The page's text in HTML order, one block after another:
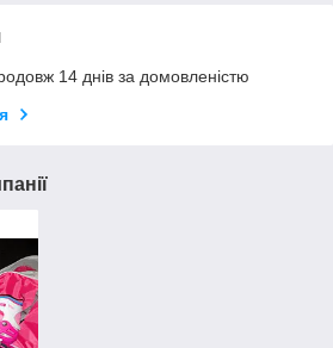
14 днів за домовленістю